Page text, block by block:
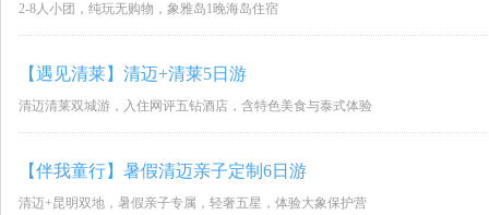
2-8人小团，纯玩无购物，象雅岛1晚海岛住宿
【遇见清莱】清迈+清莱5日游
清迈清莱双城游，入住网评五钻酒店，含特色美食与泰式体验
【伴我童行】暑假清迈亲子定制6日游
清迈+昆明双地，暑假亲子专属，轻奢五星，体验大象保护营